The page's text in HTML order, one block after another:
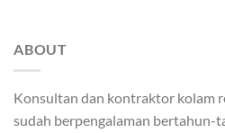
ABOUT
Konsultan dan kontraktor kolam
sudah berpengalaman bertahun-